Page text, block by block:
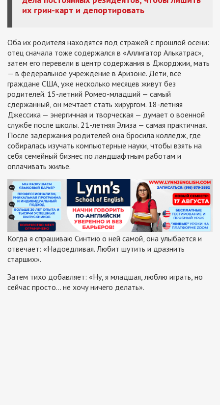
их грин-карт и депортировать
Оба их родителя находятся под стражей с прошлой осени:
отец сначала тоже содержался в «Аллигатор Алькатрас»,
затем его перевели в центр содержания в Джорджии, мать
— в федеральное учреждение в Аризоне. Дети, все
граждане США, уже несколько месяцев живут без
родителей. 15-летний Ромео-младший — самый
сдержанный, он мечтает стать хирургом. 18-летняя
Джессика — энергичная и творческая — думает о военной
службе после школы. 21-летняя Элиза — самая практичная.
После задержания родителей она бросила колледж, где
собиралась изучать компьютерные науки, чтобы взять на
себя семейный бизнес по ландшафтным работам и
оплачивать жилье.
Когда я спрашиваю Синтию о ней самой, она улыбается и
отвечает: «Надоедливая. Любит шутить и дразнить
старших».
Затем тихо добавляет: «Ну, я младшая, люблю играть, но
сейчас просто… не хочу ничего делать».